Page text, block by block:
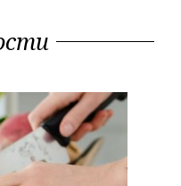
Регистрация